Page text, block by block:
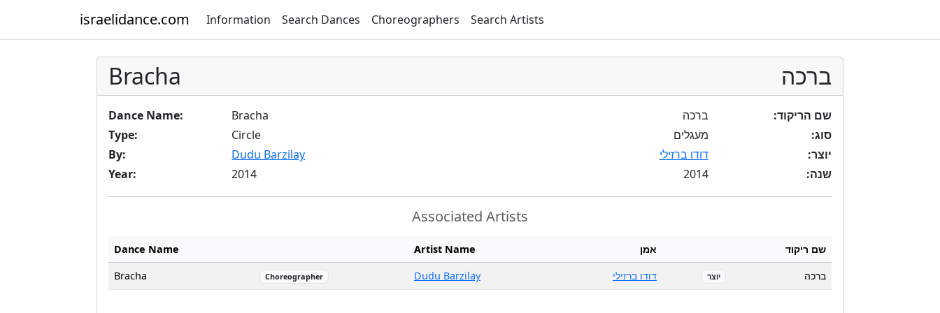
israelidance.com Information Search Dances Choreographers Search Artists
Bracha ברכה
Dance Name:
Bracha
Type:
Circle
By:
Dudu Barzilay
Year:
2014
שם הריקוד:
ברכה
סוג:
מעגלים
יוצר:
דודו ברזילי
שנה:
2014
Associated Artists
Dance Name Artist Name אמן
שם ריקוד
Bracha
Choreographer Dudu Barzilay דודו ברזילי יוצר ברכה